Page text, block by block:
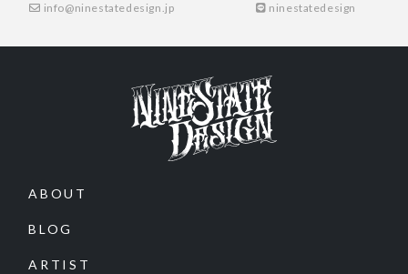
info@ninestatedesign.jp ninestatedesign
ABOUT
BLOG
ARTIST